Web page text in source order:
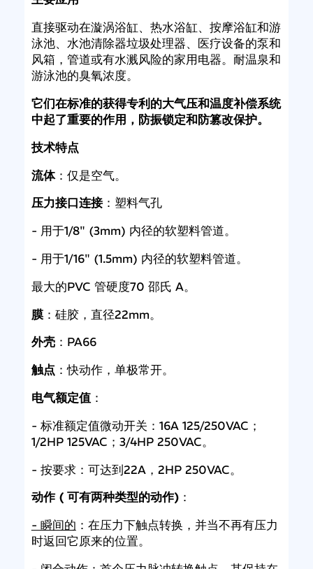
直接驱动在漩涡浴缸、热水浴缸、按摩浴缸和游
泳池、水池清除器垃圾处理器、医疗设备的泵和
风箱，管道或有水溅风险的家用电器。耐温泉和
游泳池的臭氧浓度。
它们在标准的获得专利的大气压和温度补偿系统
中起了重要的作用，防振锁定和防篡改保护。
技术特点
流体：仅是空气。
压力接口连接：塑料气孔
- 用于1/8" (3mm) 内径的软塑料管道。
- 用于1/16" (1.5mm) 内径的软塑料管道。
最大的PVC 管硬度70 邵氏 A。
膜：硅胶，直径22mm。
外壳：PA66
触点 ：快动作，单极常开。
电气额定值：
- 标准额定值微动开关：16A 125/250VAC；
1/2HP 125VAC；3/4HP 250VAC。
- 按要求：可达到22A，2HP 250VAC。
动作 ( 可有两种类型的动作)：
- 瞬间的 ：在压力下触点转换，并当不再有压力
时返回它原来的位置。